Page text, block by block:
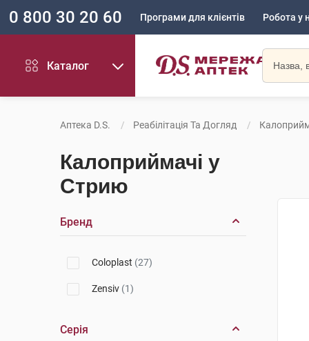
0 800 30 20 60 Програми для клієнтів Робота у
Каталог
Аптека D.S. Реабілітація Та Догляд
Калоприймачі у
Стрию
Бренд
Coloplast (27)
Zensiv (1)
Серія